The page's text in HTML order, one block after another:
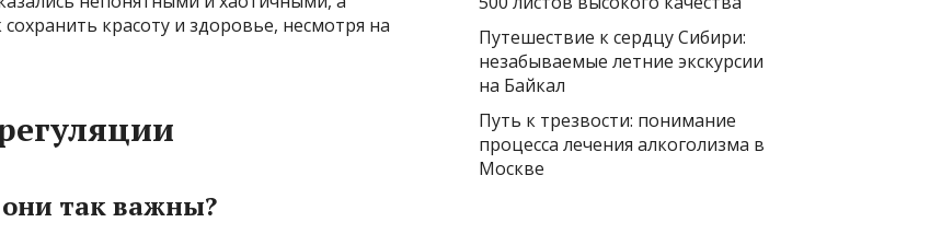
красоту и здоровье, несмотря на
так важны?
Путешествие к сердцу Сибири:
незабываемые летние экскурсии
на Байкал
Путь к трезвости: понимание
процесса лечения алкоголизма в
Москве